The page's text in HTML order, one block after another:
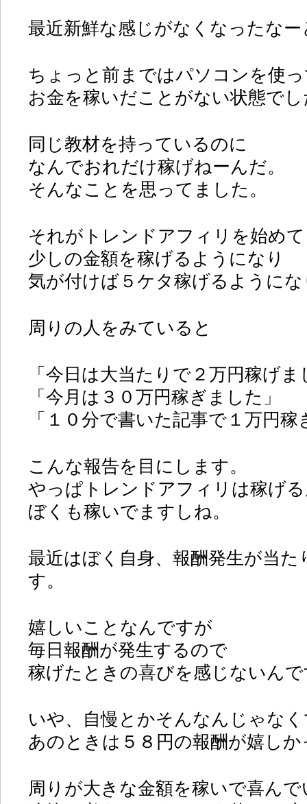
最近新鮮な感じがなくなったなー
ちょっと前まではパソコンを使
お金を稼いだことがない状態でし
同じ教材を持っているのに
なんでおれだけ稼げねーんだ。
そんなことを思ってました。
それがトレンドアフィリを始めて
少しの金額を稼げるようになり
気が付けば５ケタ稼げるように
周りの人をみていると
「今日は大当たりで２万円稼げま
「今月は３０万円稼ぎました」
「１０分で書いた記事で１万円
こんな報告を目にします。
やっぱトレンドアフィリは稼げ
ぼくも稼いでますしね。
最近はぼく自身、報酬発生が当
す。
嬉しいことなんですが
毎日報酬が発生するので
稼げたときの喜びを感じないん
いや、自慢とかそんなんじゃな
あのときは５８円の報酬が嬉し
周りが大きな金額を稼いで喜ん